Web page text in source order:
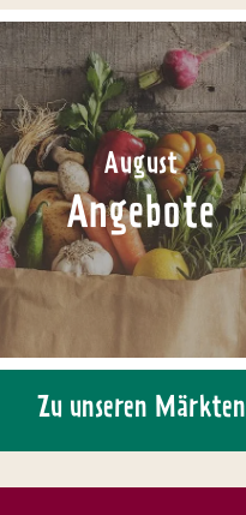
August
Angebote
Zu unseren Märkten